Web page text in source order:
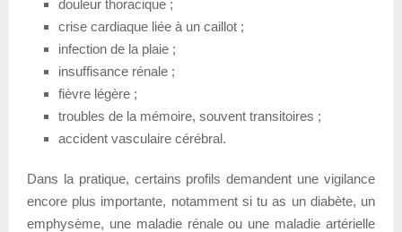
douleur thoracique ;
crise cardiaque liée à un caillot ;
infection de la plaie ;
insuffisance rénale ;
fièvre légère ;
troubles de la mémoire, souvent transitoires ;
accident vasculaire cérébral.
Dans la pratique, certains profils demandent une vigilance
encore plus importante, notamment si tu as un diabète, un
emphysème, une maladie rénale ou une maladie artérielle